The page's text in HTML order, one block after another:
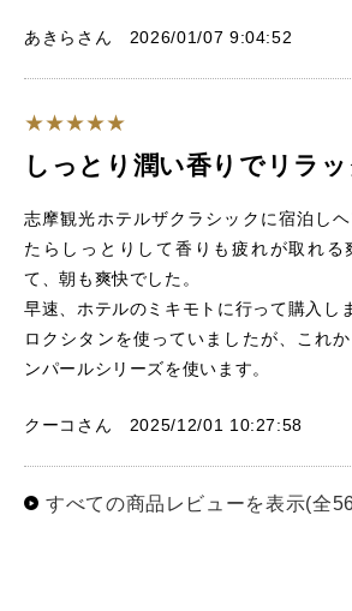
あきらさん 2026/01/07 9:04:52
しっとり潤い香りでリラッ
志摩観光ホテルザクラシックに宿泊し
たらしっとりして香りも疲れが取れる
て、朝も爽快でした。
早速、ホテルのミキモトに行って購入し
ロクシタンを使っていましたが、これ
ンパールシリーズを使います。
クーコさん 2025/12/01 10:27:58
すべての商品レビューを表示(全